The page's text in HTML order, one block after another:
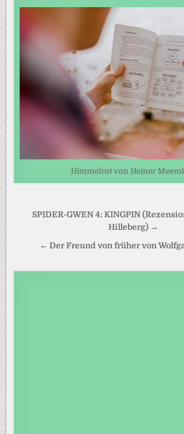
Himmelrot von Heiner
Beitragsnavigation
SPIDER-GWEN 4: KINGPIN
Hilleberg) →
← Der Freund von früher von